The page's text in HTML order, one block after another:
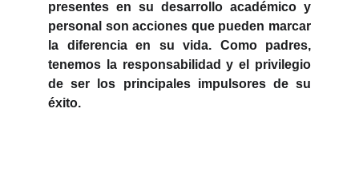
presentes en su desarrollo académico y
personal son acciones que pueden marcar
la diferencia en su vida. Como padres,
tenemos la responsabilidad y el privilegio
de ser los principales impulsores de su
éxito.